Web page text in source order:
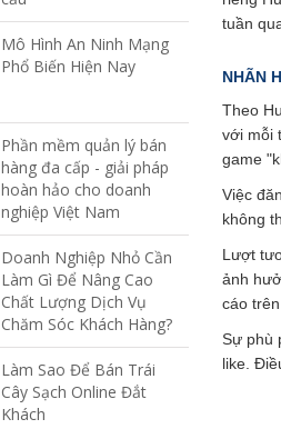
tuần
NHÃN
Theo
với mỗi
game
Việc
không
Lượt
ảnh
cáo
Sự phù
like.
Mô Hình An Ninh Mạng
Phổ Biến Hiện Nay
Phần mềm quản lý bán
hàng đa cấp - giải pháp
hoàn hảo cho doanh
nghiệp Việt Nam
Doanh Nghiệp Nhỏ Cần
Làm Gì Để Nâng Cao
Chất Lượng Dịch Vụ
Chăm Sóc Khách Hàng?
Làm Sao Để Bán Trái
Cây Sạch Online Đắt
Khách